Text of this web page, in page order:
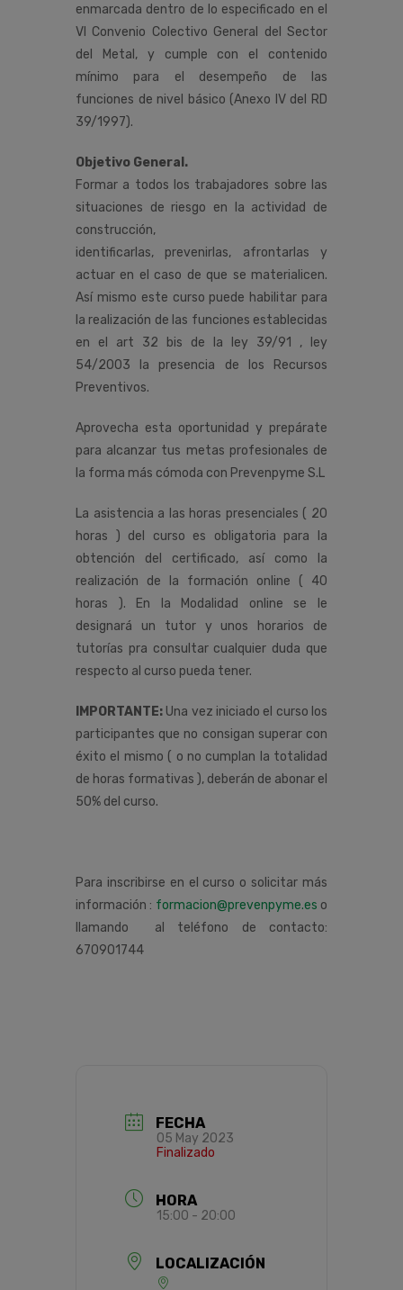
enmarcada dentro de lo especificado en el
VI Convenio Colectivo General delSector
del Metal , y cumple con el
contenido
mínimo
para el desempeño de las
funciones de nivel básico (Anexo IV del RD
39/1997).
Objetivo General.
Formar a todos los trabajadores sobre las
situaciones de riesgo en la actividad de
construcción,
identificarlas, prevenirlas, afrontarlas y
actuar en el caso de que se materialicen.
Así mismo este curso puede habilitar para
la realización de las funciones establecidas
en el art 32 bis de la ley 39/91 , ley
54/2003 la presencia de los Recursos
Preventivos.
Aprovecha esta oportunidad y prepárate
para alcanzar tus metas profesionales de
la forma más cómoda con Prevenpyme S.L
La asistencia a las horas presenciales ( 20
horas ) del curso es obligatoria para la
obtención del certificado, así como la
realización de la formación online ( 40
horas ). En la Modalidad online se le
designará un tutor y unos horarios de
tutorías pra consultar cualquier duda que
respecto al curso pueda tener.
IMPORTANTE: Una vez iniciado el curso los
participantes que no consigan superar con
éxito el mismo ( o no cumplan la totalidad
de horas formativas ), deberán de abonar el
50% del curso.
Para inscribirse en el curso o solicitar más
información : formacion@prevenpyme.es o
llamando al teléfono de contacto:
670901744
FECHA
05 May 2023
Finalizado
HORA
15:00 - 20:00
LOCALIZACIÓN